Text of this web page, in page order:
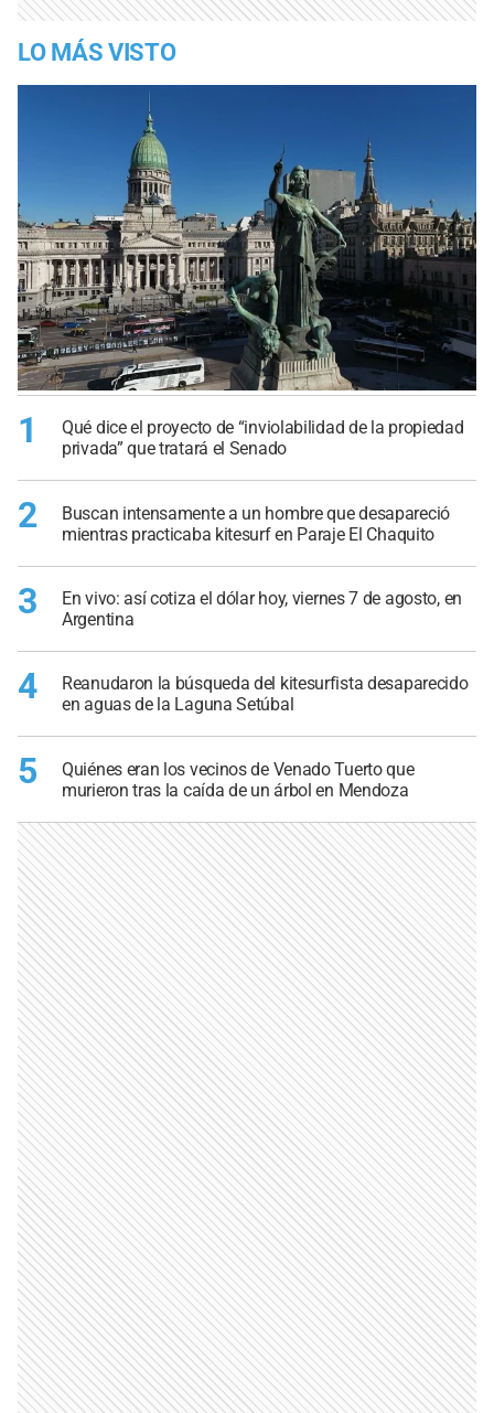
LO MÁS VISTO
1
Qué dice el proyecto de “inviolabilidad de la propiedad
privada” que tratará el Senado
2
Buscan intensamente a un hombre que desapareció
mientras practicaba kitesurf en Paraje El Chaquito
3
En vivo: así cotiza el dólar hoy, viernes 7 de agosto, en
Argentina
4
Reanudaron la búsqueda del kitesurfista desaparecido
en aguas de la Laguna Setúbal
5
Quiénes eran los vecinos de Venado Tuerto que
murieron tras la caída de un árbol en Mendoza